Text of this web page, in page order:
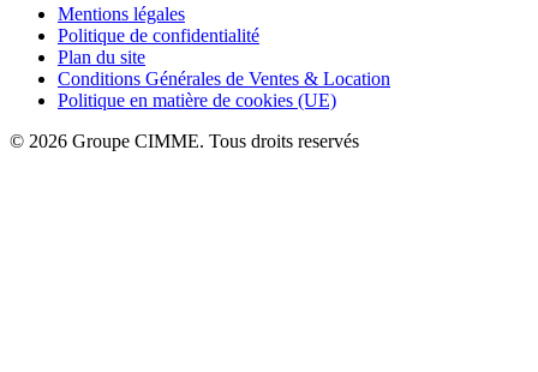
Mentions légales
Politique de confidentialité
Plan du site
Conditions Générales de Ventes & Location
Politique en matière de cookies (UE)
© 2026 Groupe CIMME. Tous droits reservés